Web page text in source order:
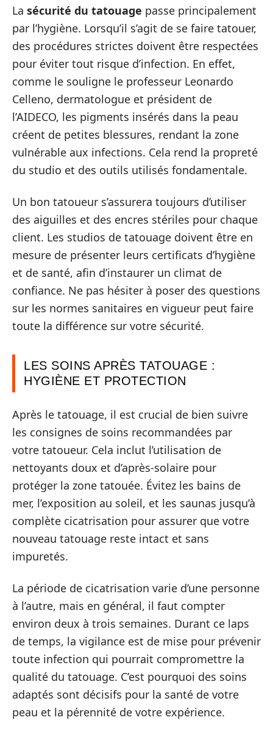
La sécurité du tatouage passe principalement
par l’hygiène. Lorsqu’il s’agit de se faire tatouer,
des procédures strictes doivent être respectées
pour éviter tout risque d’infection. En effet,
comme le souligne le professeur Leonardo
Celleno, dermatologue et président de
l’AIDECO, les pigments insérés dans la peau
créent de petites blessures, rendant la zone
vulnérable aux infections. Cela rend la propreté
du studio et des outils utilisés fondamentale.
Un bon tatoueur s’assurera toujours d’utiliser
des aiguilles et des encres stériles pour chaque
client. Les studios de tatouage doivent être en
mesure de présenter leurs certificats d’hygiène
et de santé, afin d’instaurer un climat de
confiance. Ne pas hésiter à poser des questions
sur les normes sanitaires en vigueur peut faire
toute la différence sur votre sécurité.
LES SOINS APRÈS TATOUAGE :
HYGIÈNE ET PROTECTION
Après le tatouage, il est crucial de bien suivre
les consignes de soins recommandées par
votre tatoueur. Cela inclut l’utilisation de
nettoyants doux et d’après-solaire pour
protéger la zone tatouée. Évitez les bains de
mer, l’exposition au soleil, et les saunas jusqu’à
complète cicatrisation pour assurer que votre
nouveau tatouage reste intact et sans
impuretés.
La période de cicatrisation varie d’une personne
à l’autre, mais en général, il faut compter
environ deux à trois semaines. Durant ce laps
de temps, la vigilance est de mise pour prévenir
toute infection qui pourrait compromettre la
qualité du tatouage. C’est pourquoi des soins
adaptés sont décisifs pour la santé de votre
peau et la pérennité de votre expérience.